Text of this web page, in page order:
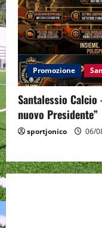
Promozione
Santalessio
nuovo Presidente”
sportjonico 06/